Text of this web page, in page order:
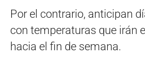
Por el contrario, anticipan
con temperaturas que irán
hacia el fin de semana.